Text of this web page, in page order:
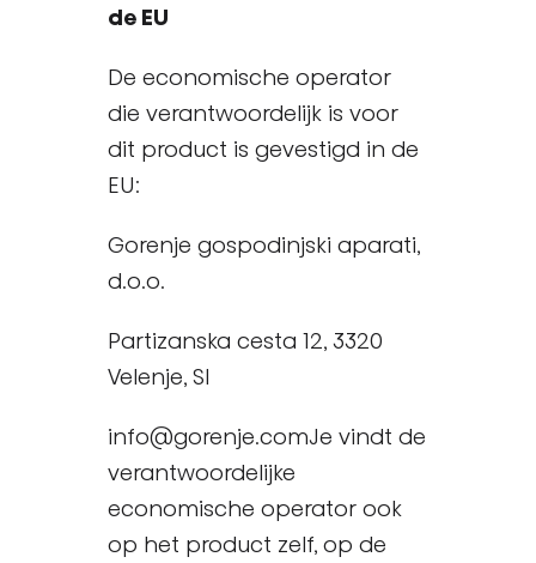
de EU
De economische operator
die verantwoordelijk is voor
dit product is gevestigd in de
EU:
Gorenje gospodinjski aparati,
d.o.o.
Partizanska cesta 12, 3320
Velenje, SI
info@gorenje.comJe vindt de
verantwoordelijke
economische operator ook
op het product zelf, op de